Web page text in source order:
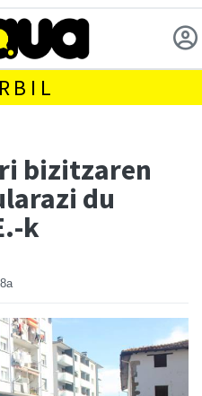
bizitzaren
du
k